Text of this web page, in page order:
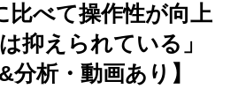
比べて操作性が向上
抑えられている」
分析・動画あり】